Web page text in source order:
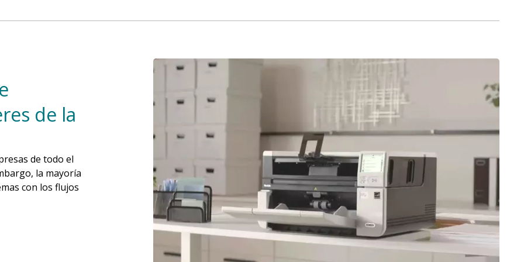
de la
de todo el
la mayoría
con los flujos